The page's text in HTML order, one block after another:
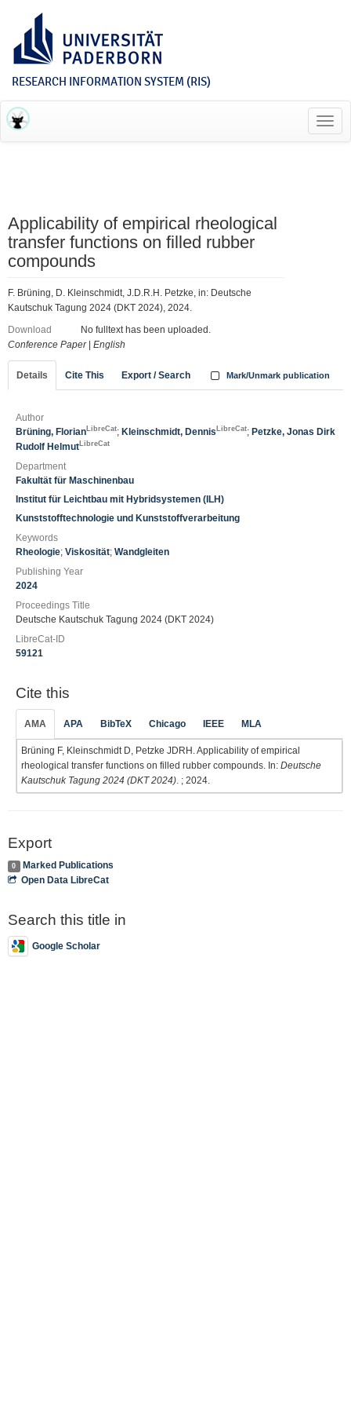
RESEARCH INFORMATION SYSTEM (RIS)
Applicability of empirical rheological
transfer functions on filled rubber
compounds
F. Brüning, D. Kleinschmidt, J.D.R.H. Petzke, in: Deutsche
Kautschuk Tagung 2024 (DKT 2024), 2024.
Download
No fulltext has been uploaded.
Conference Paper| English
Details Cite This Export / Search Mark/Unmark publication
Author
Brüning, Florian LibreCat; Kleinschmidt, Dennis LibreCat; Petzke, Jonas Dirk
Rudolf Helmut LibreCat
Department
Fakultät für Maschinenbau
Institut für Leichtbau mit Hybridsystemen (ILH)
Kunststofftechnologie und Kunststoffverarbeitung
Keywords
Rheologie; Viskosität; Wandgleiten
Publishing Year
2024
Proceedings Title
Deutsche Kautschuk Tagung 2024 (DKT 2024)
LibreCat-ID
59121
Cite this
AMA APA BibTeX Chicago IEEE MLA
Brüning F, Kleinschmidt D, Petzke JDRH. Applicability of empirical
rheological transfer functions on filled rubber compounds. In: Deutsche
Kautschuk Tagung 2024 (DKT 2024) . ; 2024.
Export
0
Marked Publications
Open Data LibreCat
Search this title in
Google Scholar